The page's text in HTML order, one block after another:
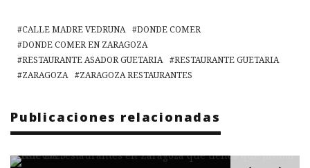
CALLE MADRE VEDRUNA
DONDE COMER
DONDE COMER EN ZARAGOZA
RESTAURANTE ASADOR GUETARIA
RESTAURANTE GUETARIA
ZARAGOZA
ZARAGOZA RESTAURANTES
Publicaciones relacionadas